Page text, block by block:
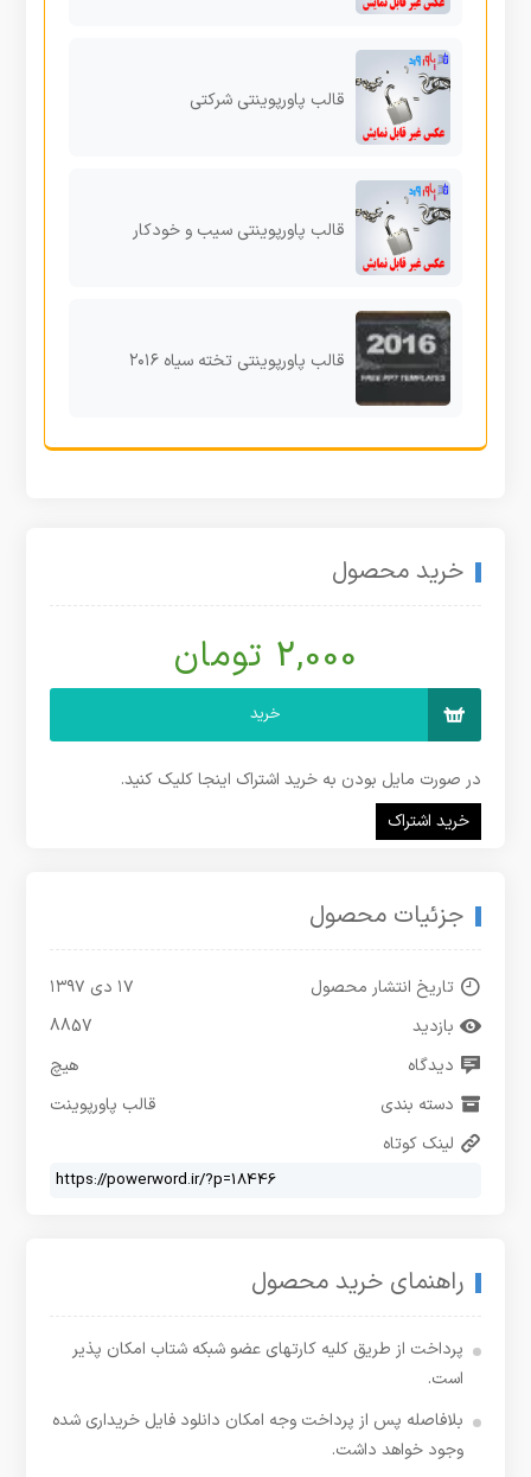
قالب پاورپوینتی شرکتی
قالب پاورپوینتی سیب و خودکار
قالب پاورپوینتی تخته سیاه ۲۰۱۶
خرید محصول
2,000 تومان
خرید
در صورت مایل بودن به خرید اشتراک اینجا کلیک کنید.
خرید اشتراک
جزئیات محصول
تاریخ انتشار محصول
۱۷ دی ۱۳۹۷
بازدید
8857
دیدگاه
هیچ
دسته بندی
قالب پاورپوینت
لینک کوتاه
راهنمای خرید محصول
پرداخت از طریق کلیه کارتهای عضو شبکه شتاب امکان پذیر
است.
بلافاصله پس از پرداخت وجه امکان دانلود فایل خریداری شده
وجود خواهد داشت.